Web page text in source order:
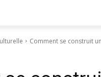
Comment se construit